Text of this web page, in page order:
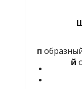
п
й